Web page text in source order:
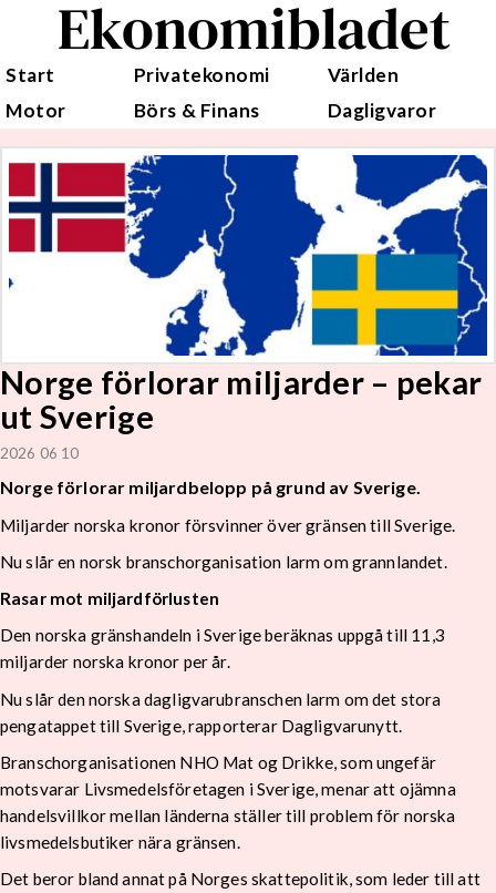
Ekonomibladet
Start Privatekonomi
Världen
Motor
Börs & Finans Dagligvaror
Norge förlorar miljarder – pekar
ut Sverige
2026 06 10
Norge förlorar miljardbelopp på grund av Sverige.
Miljarder norska kronor försvinner över gränsen till Sverige.
Nu slår en norsk branschorganisation larm om grannlandet.
Rasar mot miljardförlusten
Den norska gränshandeln i Sverige beräknas uppgå till 11,3
miljarder norska kronor per år.
Nu slår den norska dagligvarubranschen larm om det stora
pengatappet till Sverige, rapporterar Dagligvarunytt.
Branschorganisationen NHO Mat og Drikke, som ungefär
motsvarar Livsmedelsföretagen i Sverige, menar att ojämna
handelsvillkor mellan länderna ställer till problem för norska
livsmedelsbutiker nära gränsen.
Det beror bland annat på Norges skattepolitik, som leder till att